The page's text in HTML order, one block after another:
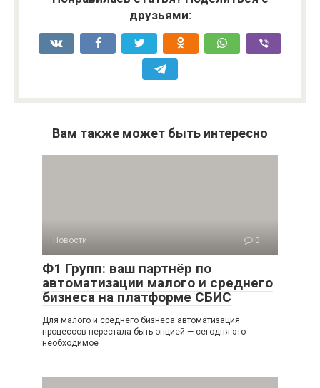
друзьями:
Вам также может быть интересно
Новости 0
Ф1 Групп: ваш партнёр по
автоматизации малого и среднего
бизнеса на платформе СБИС
Для малого и среднего бизнеса автоматизация
процессов перестала быть опцией — сегодня это
необходимое